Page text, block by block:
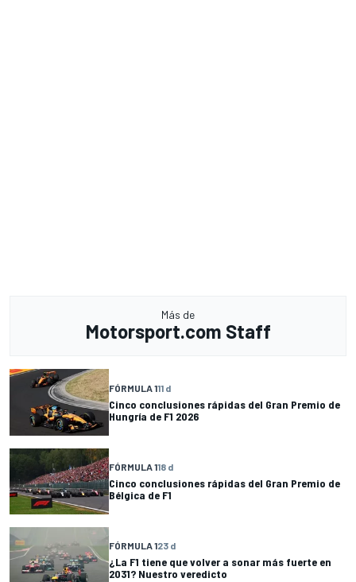
Más de
Motorsport.com Staff
FÓRMULA 111 d
Cinco conclusiones rápidas del Gran Premio de
Hungría de F1 2026
FÓRMULA 118 d
Cinco conclusiones rápidas del Gran Premio de
Bélgica de F1
FÓRMULA 123 d
¿La F1 tiene que volver a sonar más fuerte en
2031? Nuestro veredicto